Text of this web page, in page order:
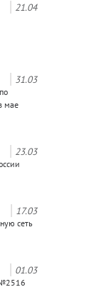
21.04
31.03
мае
23.03
17.03
сеть
01.03
№2516